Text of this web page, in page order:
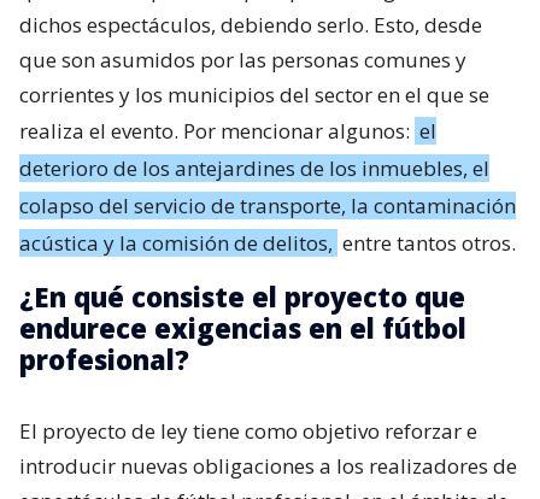
dichos espectáculos, debiendo serlo. Esto, desde
que son asumidos por las personas comunes y
corrientes y los municipios del sector en el que se
realiza el evento. Por mencionar algunos: el
deterioro de los antejardines de los inmuebles, el
colapso del servicio de transporte, la contaminación
acústica y la comisión de delitos, entre tantos otros.
¿En qué consiste el proyecto que
endurece exigencias en el fútbol
profesional?
El proyecto de ley tiene como objetivo reforzar e
introducir nuevas obligaciones a los realizadores de